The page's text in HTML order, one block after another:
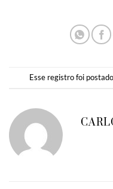
Esse registro foi